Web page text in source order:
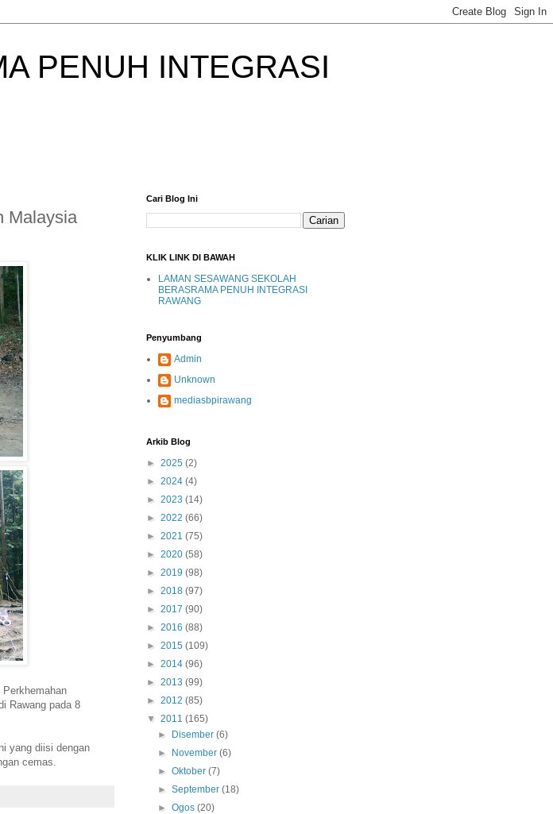
PENUH INTEGRASI
Malaysia
Rawang pada 8
yang diisi dengan
cemas.
Cari Blog Ini
KLIK LINK DI BAWAH
LAMAN SESAWANG SEKOLAH
BERASRAMA PENUH INTEGRASI
RAWANG
Penyumbang
Admin
Unknown
mediasbpirawang
Arkib Blog
► 2025 (2)
► 2024 (4)
► 2023 (14)
► 2022 (66)
► 2021 (75)
► 2020 (58)
► 2019 (98)
► 2018 (97)
► 2017 (90)
► 2016 (88)
► 2015 (109)
► 2014 (96)
► 2013 (99)
► 2012 (85)
▼ 2011 (165)
►
Disember(6)
►
November(6)
►Oktober(7)
►September(18)
►Ogos(20)